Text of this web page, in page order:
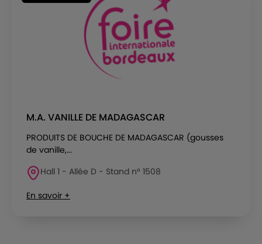
M.A. VANILLE DE MADAGASCAR
PRODUITS DE BOUCHE DE MADAGASCAR (gousses
de vanille,...
Hall 1 - Allée D - Stand n° 1508
En savoir +